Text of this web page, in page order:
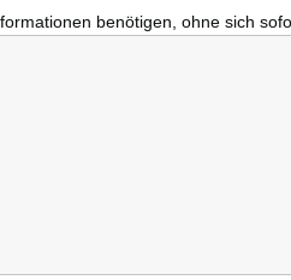
benötigen, ohne sich